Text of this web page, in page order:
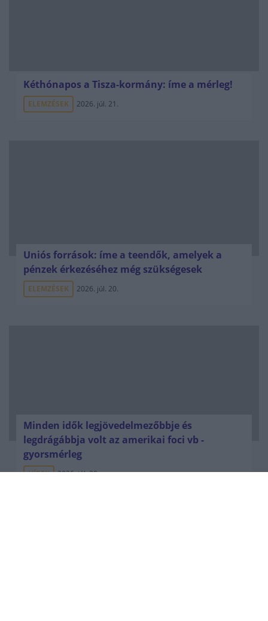
Kéthónapos a Tisza-kormány: íme a mérleg!
ELEMZÉSEK 2026. júl. 21.
Uniós források: íme a teendők, amelyek a
pénzek érkezéséhez még szükségesek
ELEMZÉSEK 2026. júl. 20.
Minden idők legjövedelmezőbbje és
legdrágábbja volt az amerikai foci vb -
gyorsmérleg
HÍREK 2026. júl. 20.